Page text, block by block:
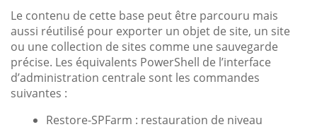
Le contenu de cette base peut être parcouru mais
aussi réutilisé pour exporter un objet de site, un site
ou une collection de sites comme une sauvegarde
précise. Les équivalents PowerShell de l’interface
d’administration centrale sont les commandes
suivantes :
Restore-SPFarm : restauration de niveau